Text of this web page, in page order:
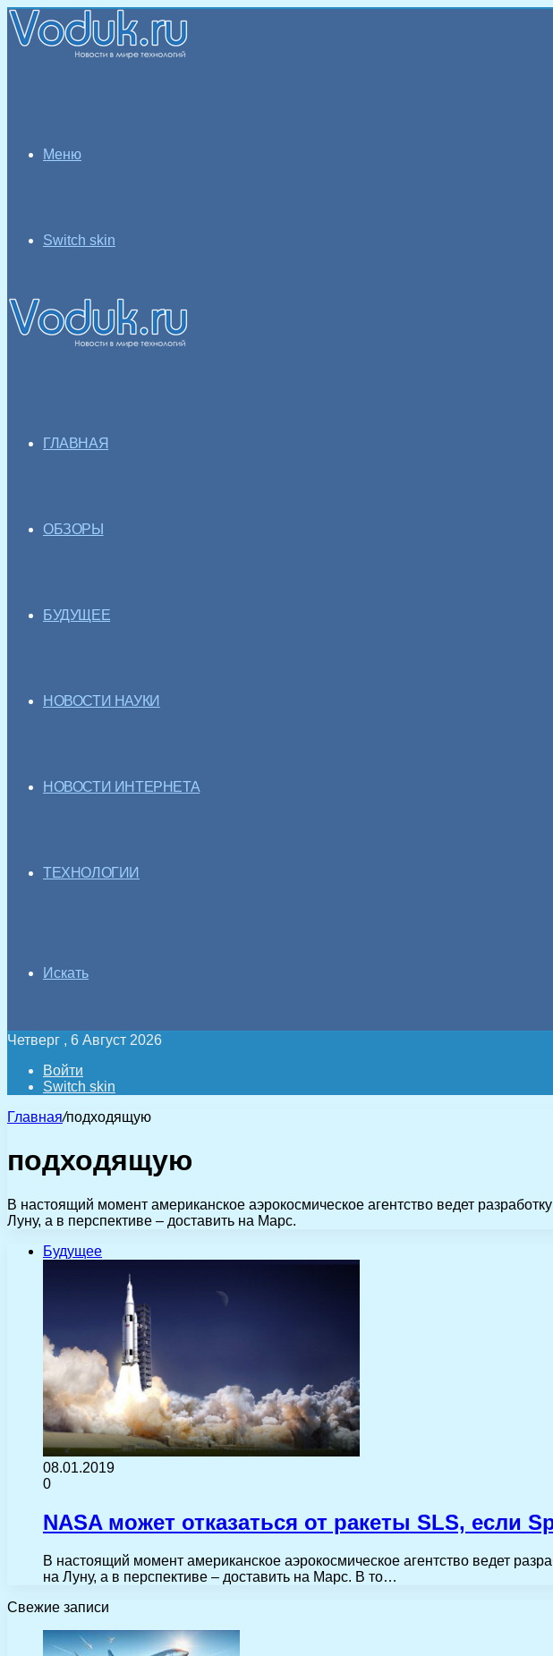
Меню
Switch skin
ГЛАВНАЯ
ОБЗОРЫ
БУДУЩЕЕ
НОВОСТИ НАУКИ
НОВОСТИ ИНТЕРНЕТА
ТЕХНОЛОГИИ
Искать
Четверг , 6 Август 2026
Войти
Switch skin
Главная/подходящую
подходящую
В настоящий момент американское аэрокосмическое агентство ведет
Луну, а в перспективе – доставить на Марс.
Будущее
08.01.2019
0
NASA может отказаться от ракеты SLS, если
В настоящий момент американское аэрокосмическое агентство ведет
на Луну, а в перспективе – доставить на Марс. В то…
Свежие записи